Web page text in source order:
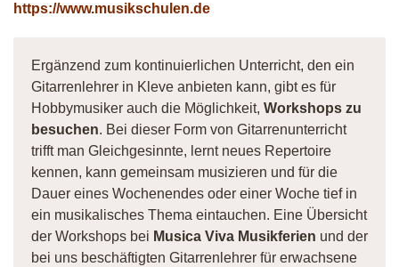
https://www.musikschulen.de
Ergänzend zum kontinuierlichen Unterricht, den ein
Gitarrenlehrer in Kleve anbieten kann, gibt es für
Hobbymusiker auch die Möglichkeit, Workshops zu
besuchen. Bei dieser Form von Gitarrenunterricht
trifft man Gleichgesinnte, lernt neues Repertoire
kennen, kann gemeinsam musizieren und für die
Dauer eines Wochenendes oder einer Woche tief in
ein musikalisches Thema eintauchen. Eine Übersicht
der Workshops bei Musica Viva Musikferien und der
bei uns beschäftigten Gitarrenlehrer für erwachsene